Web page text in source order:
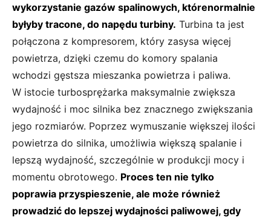
wykorzystanie gazów spalinowych, którenormalnie
byłyby tracone, do napędu turbiny. Turbina ta jest
połączona z kompresorem, który zasysa więcej
powietrza, dzięki czemu do komory spalania
wchodzi gęstsza mieszanka powietrza i paliwa.
W istocie turbosprężarka maksymalnie zwiększa
wydajność i moc silnika bez znacznego zwiększania
jego rozmiarów. Poprzez wymuszanie większej ilości
powietrza do silnika, umożliwia większą spalanie i
lepszą wydajność, szczególnie w produkcji mocy i
momentu obrotowego. Proces ten nie tylko
poprawia przyspieszenie, ale może również
prowadzić do lepszej wydajności paliwowej, gdy